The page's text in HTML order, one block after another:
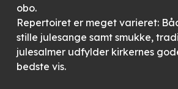
obo.
Repertoiret er meget varieret:
stille julesange samt smukke,
julesalmer udfylder kirkernes
bedste vis.